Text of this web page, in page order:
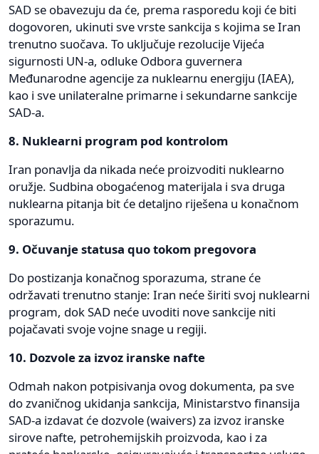
SAD se obavezuju da će, prema rasporedu koji će biti
dogovoren, ukinuti sve vrste sankcija s kojima se Iran
trenutno suočava. To uključuje rezolucije Vijeća
sigurnosti UN-a, odluke Odbora guvernera
Međunarodne agencije za nuklearnu energiju (IAEA),
kao i sve unilateralne primarne i sekundarne sankcije
SAD-a.
8. Nuklearni program pod kontrolom
Iran ponavlja da nikada neće proizvoditi nuklearno
oružje. Sudbina obogaćenog materijala i sva druga
nuklearna pitanja bit će detaljno riješena u konačnom
sporazumu.
9. Očuvanje statusa quo tokom pregovora
Do postizanja konačnog sporazuma, strane će
održavati trenutno stanje: Iran neće širiti svoj nuklearni
program, dok SAD neće uvoditi nove sankcije niti
pojačavati svoje vojne snage u regiji.
10. Dozvole za izvoz iranske nafte
Odmah nakon potpisivanja ovog dokumenta, pa sve
do zvaničnog ukidanja sankcija, Ministarstvo finansija
SAD-a izdavat će dozvole (waivers) za izvoz iranske
sirove nafte, petrohemijskih proizvoda, kao i za